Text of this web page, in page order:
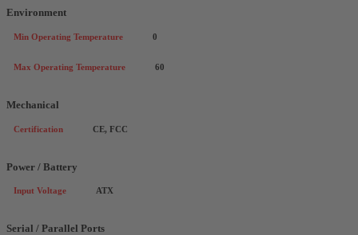
Environment
Min Operating Temperature 0
Max Operating Temperature 60
Mechanical
Certification CE, FCC
Power / Battery
Input Voltage ATX
Serial / Parallel Ports